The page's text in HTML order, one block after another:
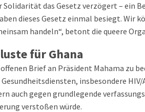
das Gesetz verzögert – ein
dieses Gesetz einmal besiegt. Wir
handeln“, betont die queere
für Ghana
Brief an Präsident Mahama zu
insbesondere
auch gegen grundlegende
verstoßen würde.